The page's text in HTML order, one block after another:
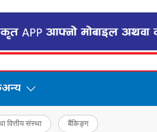
अन्य
वित्तीय संस्था बैंकिङ्ग